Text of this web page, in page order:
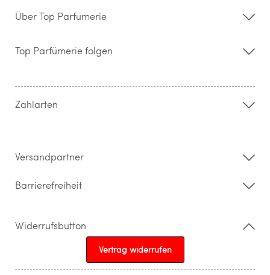
Über Top Parfümerie
Storefinder
Kontakt
Widerrufsrecht & Rückgabebedingungen
Top Parfümerie folgen
Zahlarten
Versandpartner
Barrierefreiheit
Widerrufsbutton
Vertrag widerrufen